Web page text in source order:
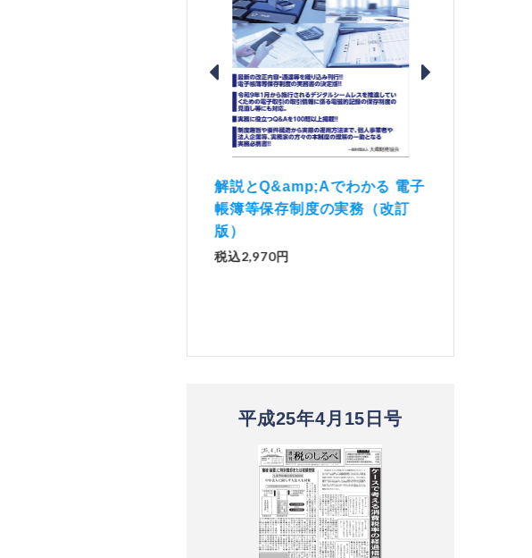
解説とQ&amp;Aでわかる 電子
帳簿等保存制度の実務（改訂
版）
税込2,970円
平成25年4月15日号